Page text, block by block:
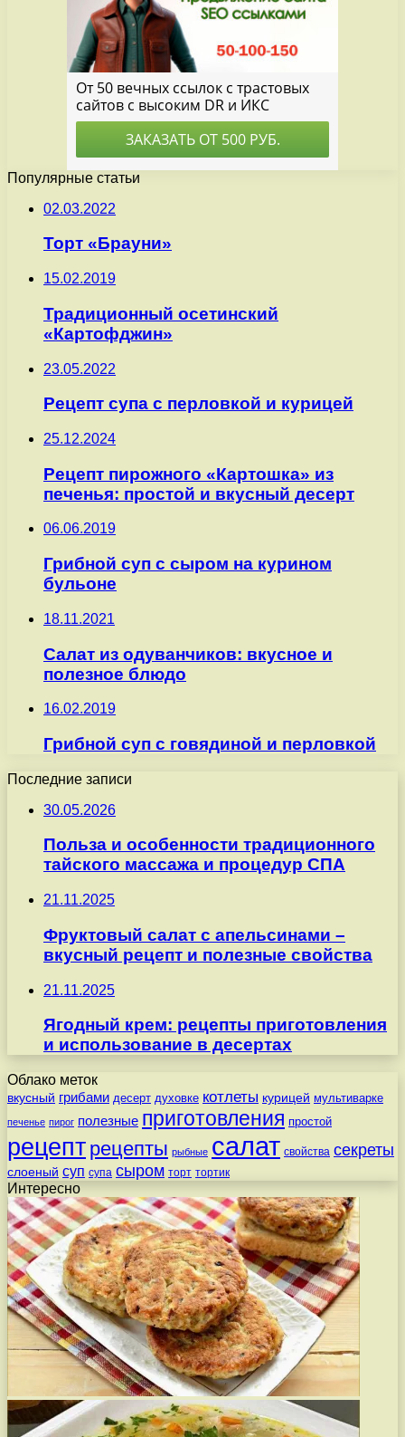
Популярные статьи
02.03.2022
Торт «Брауни»
15.02.2019
Традиционный осетинский
«Картофджин»
23.05.2022
Рецепт супа с перловкой и курицей
25.12.2024
Рецепт пирожного «Картошка» из
печенья: простой и вкусный десерт
06.06.2019
Грибной суп с сыром на курином
бульоне
18.11.2021
Салат из одуванчиков: вкусное и
полезное блюдо
16.02.2019
Грибной суп с говядиной и перловкой
Последние записи
30.05.2026
Польза и особенности традиционного
тайского массажа и процедур СПА
21.11.2025
Фруктовый салат с апельсинами –
вкусный рецепт и полезные свойства
21.11.2025
Ягодный крем: рецепты приготовления
и использование в десертах
Облако меток
вкусный грибами десерт духовке котлеты курицей мультиварке
печенье пирог полезные приготовления простой
рецепт рецепты рыбные салат свойства секреты
слоеный суп супа сыром торт тортик
Интересно